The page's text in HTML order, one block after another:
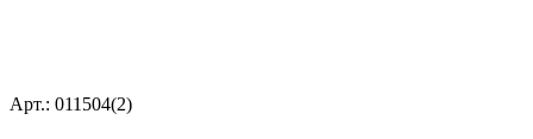
Арт.: 011504(2)